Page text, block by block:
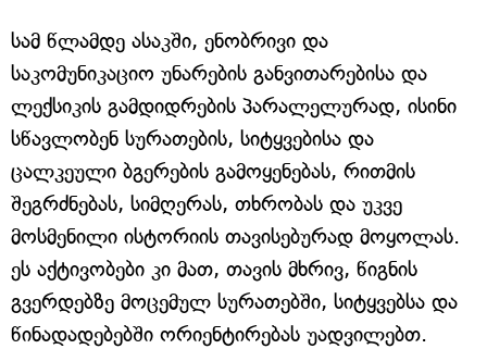
სამ წლამდე ასაკში, ენობრივი და
საკომუნიკაციო უნარების განვითარებისა და
ლექსიკის გამდიდრების პარალელურად, ისინი
სწავლობენ სურათების, სიტყვებისა და
ცალკეული ბგერების გამოყენებას, რითმის
შეგრძნებას, სიმღერას, თხრობას და უკვე
მოსმენილი ისტორიის თავისებურად მოყოლას.
ეს აქტივობები კი მათ, თავის მხრივ, წიგნის
გვერდებზე მოცემულ სურათებში, სიტყვებსა და
წინადადებებში ორიენტირებას უადვილებთ.